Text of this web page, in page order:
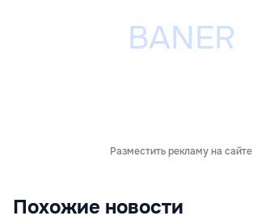
Разместить рекламу на сайте
Похожие новости